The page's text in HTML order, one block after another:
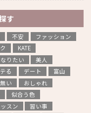
す
不安
ファッション
KATE
りたい
美人
る デート
富山
い
おしゃれ
似合う色
スン
習い事